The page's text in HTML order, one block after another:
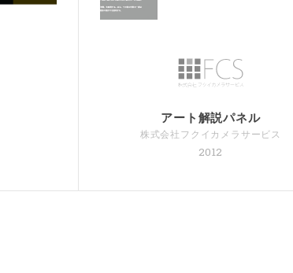
アート解説パネル
株式会社フクイカメラサービス
2012